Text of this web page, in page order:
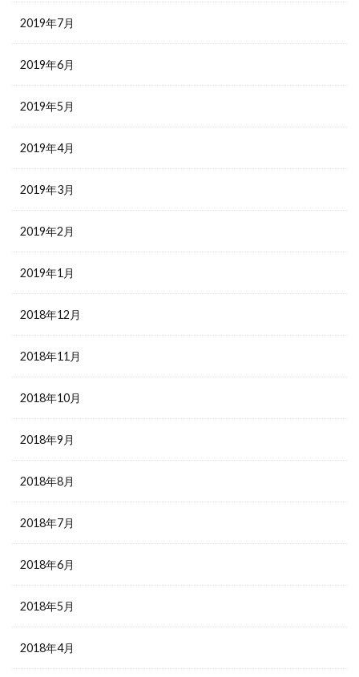
2019年7月
2019年6月
2019年5月
2019年4月
2019年3月
2019年2月
2019年1月
2018年12月
2018年11月
2018年10月
2018年9月
2018年8月
2018年7月
2018年6月
2018年5月
2018年4月